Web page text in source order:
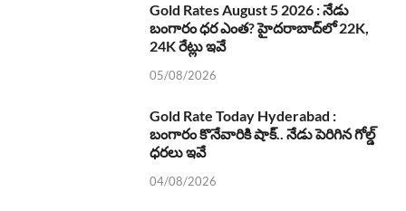
Gold Rates August 5 2026 : నేడు
బంగారం ధర ఎంత? హైదరాబాద్‌లో 22K,
24K రేట్లు ఇవే
05/08/2026
Gold Rate Today Hyderabad :
బంగారం కొనేవారికి షాక్.. నేడు పెరిగిన గోల్డ్
ధరలు ఇవే
04/08/2026